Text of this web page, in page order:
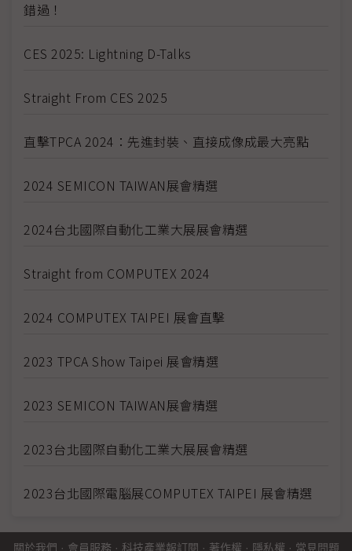
錯過！
CES 2025: Lightning D-Talks
Straight From CES 2025
直擊TPCA 2024：先進封裝、直接成像成最大亮點
2024 SEMICON TAIWAN展會精選
2024台北國際自動化工業大展展會精選
Straight from COMPUTEX 2024
2024 COMPUTEX TAIPEI 展會直擊
2023 TPCA Show Taipei 展會精選
2023 SEMICON TAIWAN展會精選
2023台北國際自動化工業大展展會精選
2023台北國際電腦展COMPUTEX TAIPEI 展會精選
關於我們 · 會員服務 · 科技產業報訂閱 · 著作權 · 隱私權 · 常見問題